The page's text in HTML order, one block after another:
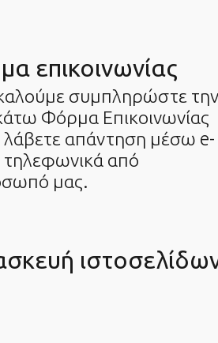
επικοινωνίας
συμπληρώστε την
Φόρμα Επικοινωνίας
λάβετε απάντηση μέσω e-
τηλεφωνικά από
μας.